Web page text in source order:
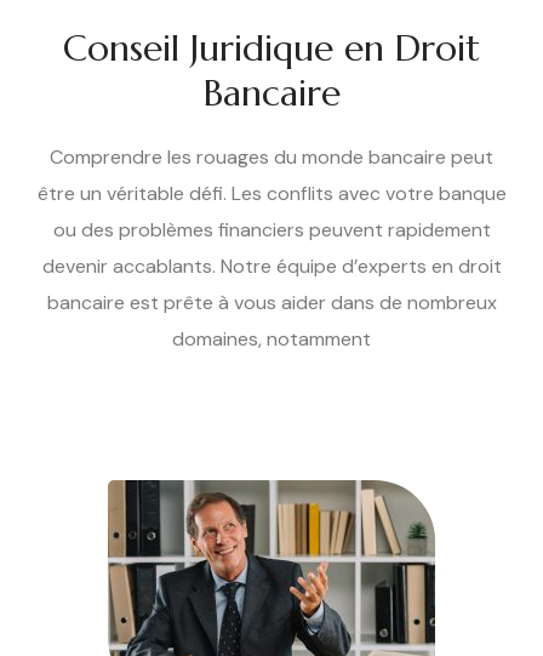
Conseil Juridique en Droit
Bancaire
Comprendre les rouages du monde bancaire peut
être un véritable défi. Les conflits avec votre banque
ou des problèmes financiers peuvent rapidement
devenir accablants. Notre équipe d’experts en droit
bancaire est prête à vous aider dans de nombreux
domaines, notamment